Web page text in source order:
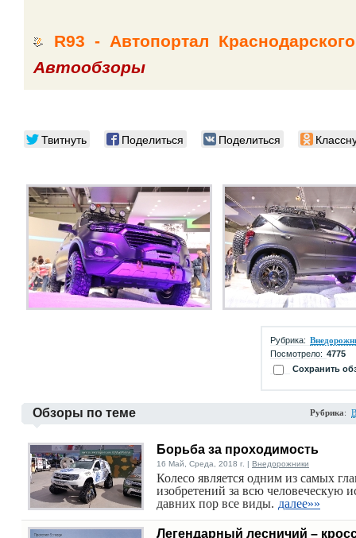
R93 - Автопортал
Автообзоры
Твитнуть Поделиться Поделиться
Рубрика:
Посмотрело: 4775
Сохранить
Обзоры по теме Рубрика:
Борьба за проходимость
16 Май, Среда, 2018 г. | Внедорожники
Колесо является одним из самых
изобретений за всю человеческую
давних пор все виды. далее»»
Легендарный лесничий –